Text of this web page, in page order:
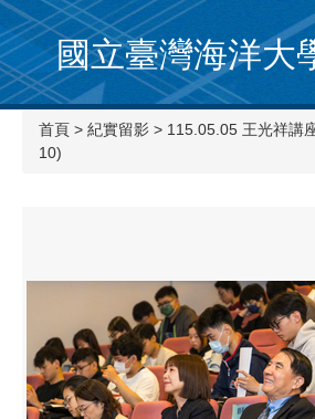
國立臺灣海洋大
首頁 > 紀實留影 > 115.05.05 王光祥講
10)